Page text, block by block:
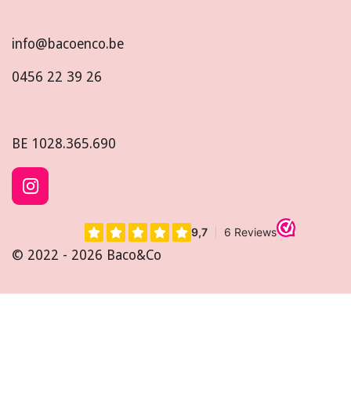
info@bacoenco.be
0456 22 39 26
BE 1028.365.690
I
n
a
r
© 2022 - 2026 Baco&Co